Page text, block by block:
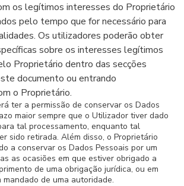
os legítimos interesses do Proprietário
pelo tempo que for necessário para
Os utilizadores poderão obter
sobre os interesses legítimos
Proprietário dentro das secções
documento ou entrando
o Proprietário.
ter a permissão de conservar os Dados
maior sempre que o Utilizador tiver dado
tal processamento, enquanto tal
sido retirada. Além disso, o Proprietário
a conservar os Dados Pessoais por um
as ocasiões em que estiver obrigado a
de uma obrigação jurídica, ou em
mandado de uma autoridade.